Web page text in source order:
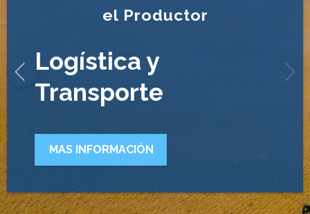
el Productor
Logística y
Transporte
MAS INFORMACIÓN